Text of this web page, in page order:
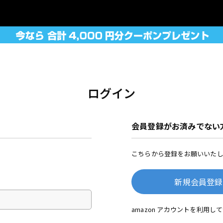
ログイン
会員登録がお済みでない
こちらから登録をお願いいた
新規会員登録
amazon アカウントを利用し